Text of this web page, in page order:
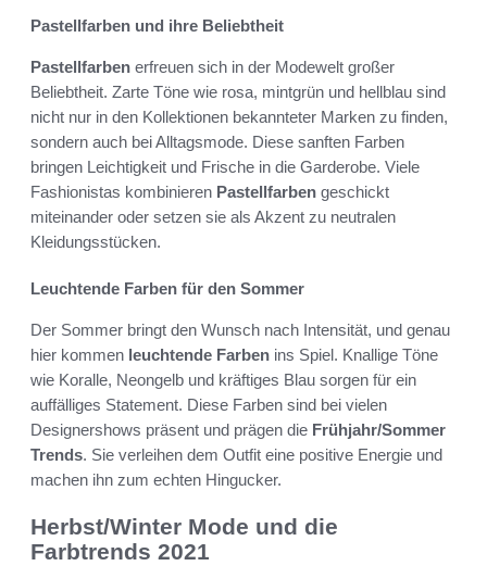
Pastellfarben und ihre Beliebtheit
Pastellfarben erfreuen sich in der Modewelt großer
Beliebtheit. Zarte Töne wie rosa, mintgrün und hellblau sind
nicht nur in den Kollektionen bekannteter Marken zu finden,
sondern auch bei Alltagsmode. Diese sanften Farben
bringen Leichtigkeit und Frische in die Garderobe. Viele
Fashionistas kombinieren Pastellfarben geschickt
miteinander oder setzen sie als Akzent zu neutralen
Kleidungsstücken.
Leuchtende Farben für den Sommer
Der Sommer bringt den Wunsch nach Intensität, und genau
hier kommen leuchtende Farben ins Spiel. Knallige Töne
wie Koralle, Neongelb und kräftiges Blau sorgen für ein
auffälliges Statement. Diese Farben sind bei vielen
Designershows präsent und prägen die Frühjahr/Sommer
Trends. Sie verleihen dem Outfit eine positive Energie und
machen ihn zum echten Hingucker.
Herbst/Winter Mode und die
Farbtrends 2021